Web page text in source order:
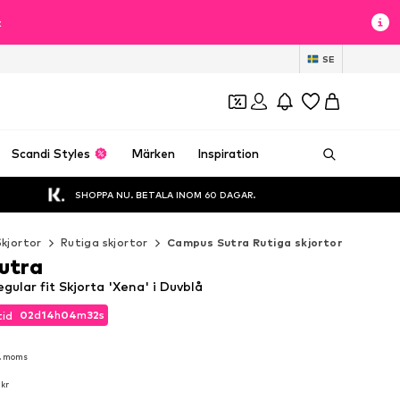
SE
Scandi Styles Märken Inspiration
SHOPPA NU. BETALA INOM 60 DAGAR.
Rutiga skjortor Campus Sutra Rutiga skjortor
02d14h04m30s
moms
kr
02d14h04m30s
fit Skjorta 'Xena' i Duvblå